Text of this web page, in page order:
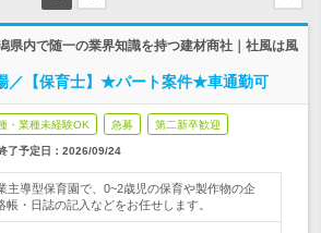
県内で随一の業界知識を持つ建材商社｜社風は風
／【保育士】★パート案件★車通勤可
・業種未経験OK 急募 第二新卒歓迎
了予定日： 2026/09/24
主導型保育園で、0~2歳児の保育や製作物の企
帳・日誌の記入などをお任せします。